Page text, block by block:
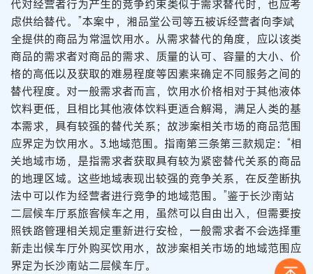
代对经营者行为产生的竞争约束类似于需求替代时，也应考
虑供给替代。”本案中，湘品堂公司等五被诉经营者向李斌
全提供的商品为常温饮用水。从需求替代的角度，应以该类
商品的需求者对商品的需求、质量的认可、容量的大小、价
格的高低以及获取的难易程度等因素来确定不同服务之间的
替代程度。对一般需求者而言，饮用水价格相对于其他液体
饮料更低，且相比其他液体饮料更适合解渴，满足人类的基
本需求，具有较强的替代关系；故涉案相关市场的商品范围
应界定为饮用水。3.地域范围。指南第三条第三款规定：“相
关地域市场，是指需求者获取具有较为紧密替代关系的商品
的地理区域。这些地域表现出较强的竞争关系，在反垄断执
法中可以作为经营者进行竞争的地域范围。”鉴于长沙南站
二层候车厅系旅客候车之用，虽然可以自由出入，但需要按
照铁路管理相关规定重新进行安检，一般需求者不会选择重
新走出候车厅外购买饮用水，故涉案相关市场的地域范围应
界定为长沙南站二层候车厅。